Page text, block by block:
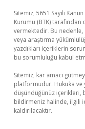
Sitemiz, 5651 Sayılı
Kurumu (BTK) tarafından
vermektedir. Bu
veya araştırma
yazdıkları içeriklerin
bu sorumluluğu kabul
Sitemiz, kar amacı
platformudur. Hukuka ve
düşündüğünüz içerikleri,
bildirmeniz halinde, ilgili
kaldırılacaktır.